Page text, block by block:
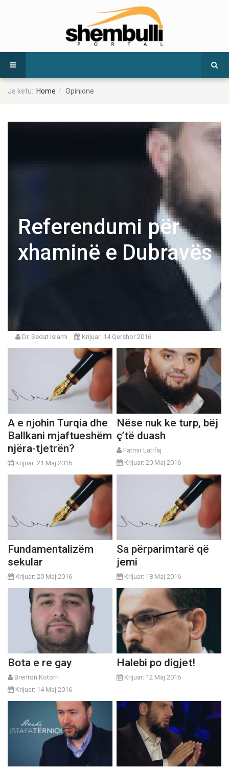
Je ketu: Home Opinione
Referendumi për
xhaminë e Dubravës
Dr. Sedat Islami Krijuar: 14 Qershor 2016
A e njohin Turqia dhe
Ballkani mjaftueshëm
njëra-tjetrën?
Krijuar: 21 Maj 2016
Nëse nuk ke turp, bëj
ç’të duash
Fatmir Latifaj
Krijuar: 20 Maj 2016
Fundamentalizëm
sekular
Krijuar: 20 Maj 2016
Sa përparimtarë që
jemi
Krijuar: 18 Maj 2016
Bota e re gay
Brenton Kotorri
Krijuar: 14 Maj 2016
Halebi po digjet!
Krijuar: 12 Maj 2016